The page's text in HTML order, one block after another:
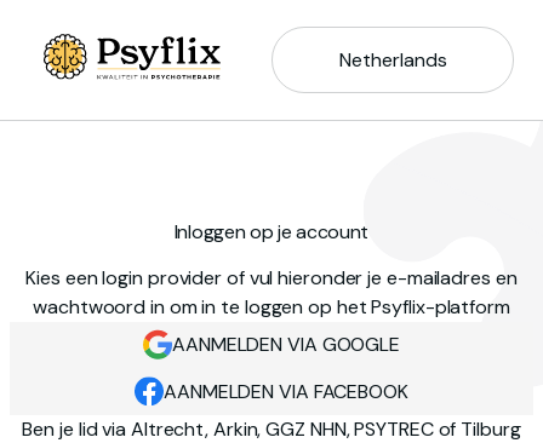
Netherlands
Inloggen op je account
Kies een login provider of vul hieronder je e-mailadres en
wachtwoord in om in te loggen op het Psyflix-platform
AANMELDEN VIA GOOGLE
AANMELDEN VIA FACEBOOK
Ben je lid via Altrecht, Arkin, GGZ NHN, PSYTREC of Tilburg